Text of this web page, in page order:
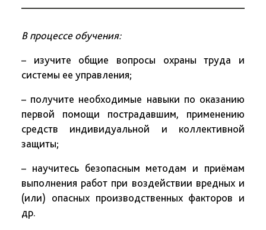
В процессе обучения:
– изучите общие вопросы охраны труда и
системы ее управления;
– получите необходимые навыки по оказанию
первой помощи пострадавшим, применению
средств индивидуальной и коллективной
защиты;
– научитесь безопасным методам и приёмам
выполнения работ при воздействии вредных и
(или) опасных производственных факторов и
др.